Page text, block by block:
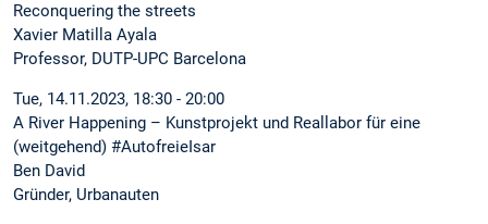
Reconquering the streets
Xavier Matilla Ayala
Professor, DUTP-UPC Barcelona
Tue, 14.11.2023, 18:30 - 20:00
A River Happening – Kunstprojekt und Reallabor für eine
(weitgehend) #AutofreieIsar
Ben David
Gründer, Urbanauten